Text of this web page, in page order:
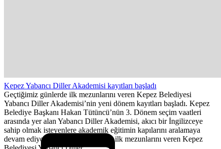
Kepez Yabancı Diller Akademisi kayıtları başladı
Geçtiğimiz günlerde ilk mezunlarını veren Kepez Belediyesi
Yabancı Diller Akademisi’nin yeni dönem kayıtları başladı. Kepez
Belediye Başkanı Hakan Tütüncü’nün 3. Dönem seçim vaatleri
arasında yer alan Yabancı Diller Akademisi, akıcı bir İngilizceye
sahip olmak isteyenlere akademik eğitimin kapılarını aralamaya
devam ediyor. Geçtiğimiz günlerde ilk mezunlarını veren Kepez